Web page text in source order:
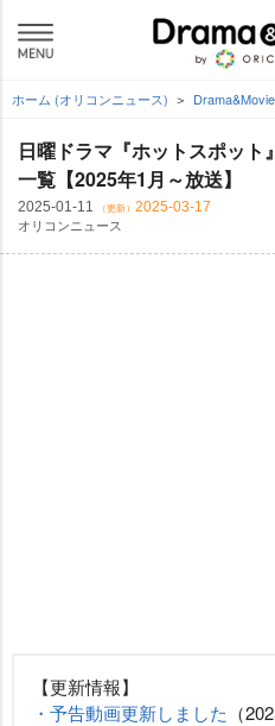
ホーム (オリコンニュース)
日曜ドラマ『ホットスポッ
一覧【2025年1月～放送】
2025-01-11 （更新） 2025-03-17
オリコンニュース
【更新情報】
・予告動画更新しました （